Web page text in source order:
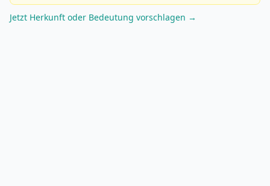
Jetzt Herkunft oder Bedeutung vorschlagen →